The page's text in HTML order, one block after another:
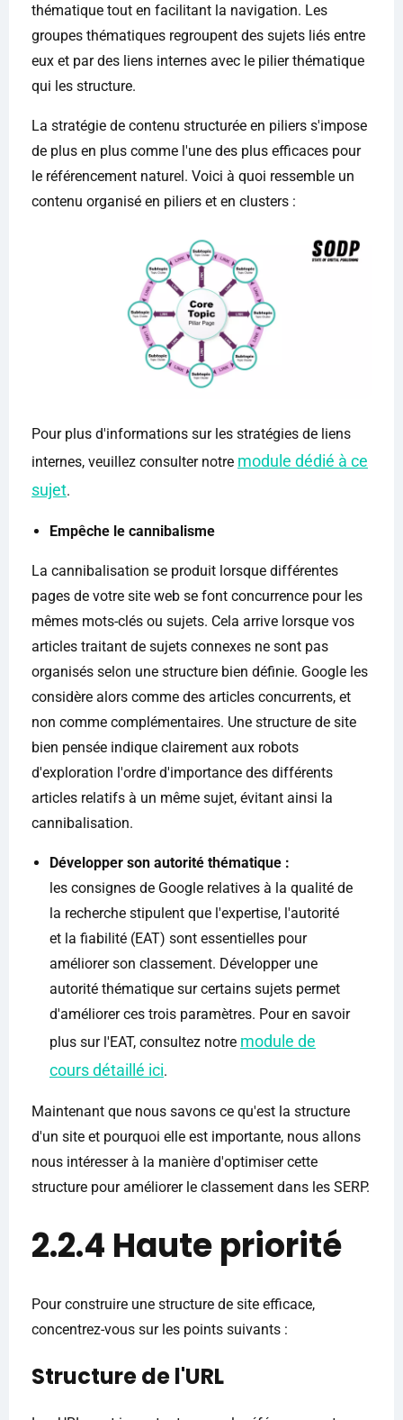
thématique tout en facilitant la navigation. Les
groupes thématiques regroupent des sujets liés entre
eux et par des liens internes avec le pilier thématique
qui les structure.
La stratégie de contenu structurée en piliers s'impose
de plus en plus comme l'une des plus efficaces pour
le référencement naturel. Voici à quoi ressemble un
contenu organisé en piliers et en clusters :
Pour plus d'informations sur les stratégies de liens
internes, veuillez consulter notre module dédié à ce
sujet.
Empêche le cannibalisme
La cannibalisation se produit lorsque différentes
pages de votre site web se font concurrence pour les
mêmes mots-clés ou sujets. Cela arrive lorsque vos
articles traitant de sujets connexes ne sont pas
organisés selon une structure bien définie. Google les
considère alors comme des articles concurrents, et
non comme complémentaires. Une structure de site
bien pensée indique clairement aux robots
d'exploration l'ordre d'importance des différents
articles relatifs à un même sujet, évitant ainsi la
cannibalisation.
Développer son autorité thématique :
les consignes de Google relatives à la qualité de
la recherche stipulent que l'expertise, l'autorité
et la fiabilité (EAT) sont essentielles pour
améliorer son classement. Développer une
autorité thématique sur certains sujets permet
d'améliorer ces trois paramètres. Pour en savoir
plus sur l'EAT, consultez notre module de
cours détaillé ici.
Maintenant que nous savons ce qu'est la structure
d'un site et pourquoi elle est importante, nous allons
nous intéresser à la manière d'optimiser cette
structure pour améliorer le classement dans les SERP.
2.2.4 Haute priorité
Pour construire une structure de site efficace,
concentrez-vous sur les points suivants :
Structure de l'URL